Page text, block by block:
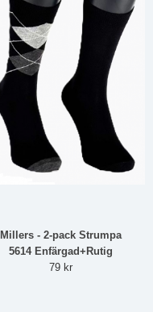
Millers - 2-pack Strumpa
5614 Enfärgad+Rutig
79 kr